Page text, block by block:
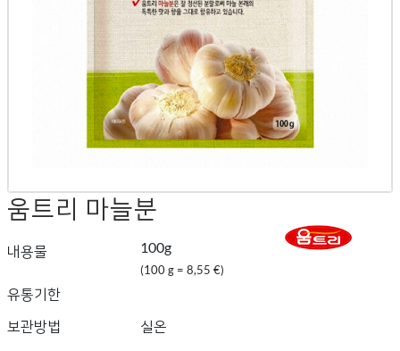
움트리 마늘분
내용물 100g
(100 g = 8,55 €)
유통기한
보관방법
실온